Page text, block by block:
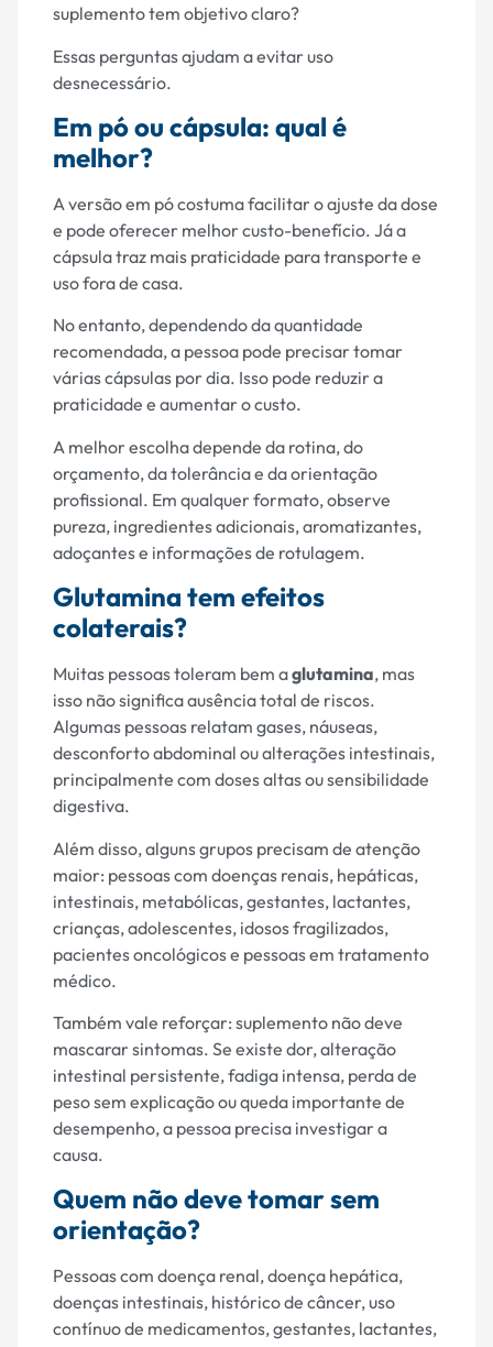
suplemento tem objetivo claro?
Essas perguntas ajudam a evitar uso
desnecessário.
Em pó ou cápsula: qual é
melhor?
A versão em pó costuma facilitar o ajuste da dose
e pode oferecer melhor custo-benefício. Já a
cápsula traz mais praticidade para transporte e
uso fora de casa.
No entanto, dependendo da quantidade
recomendada, a pessoa pode precisar tomar
várias cápsulas por dia. Isso pode reduzir a
praticidade e aumentar o custo.
A melhor escolha depende da rotina, do
orçamento, da tolerância e da orientação
profissional. Em qualquer formato, observe
pureza, ingredientes adicionais, aromatizantes,
adoçantes e informações de rotulagem.
Glutamina tem efeitos
colaterais?
Muitas pessoas toleram bem aglutamina, mas
isso não significa ausência total de riscos.
Algumas pessoas relatam gases, náuseas,
desconforto abdominal ou alterações intestinais,
principalmente com doses altas ou sensibilidade
digestiva.
Além disso, alguns grupos precisam de atenção
maior: pessoas com doenças renais, hepáticas,
intestinais, metabólicas, gestantes, lactantes,
crianças, adolescentes, idosos fragilizados,
pacientes oncológicos e pessoas em tratamento
médico.
Também vale reforçar: suplemento não deve
mascarar sintomas. Se existe dor, alteração
intestinal persistente, fadiga intensa, perda de
peso sem explicação ou queda importante de
desempenho, a pessoa precisa investigar a
causa.
Quem não deve tomar sem
orientação?
Pessoas com doença renal, doença hepática,
doenças intestinais, histórico de câncer, uso
contínuo de medicamentos, gestantes, lactantes,